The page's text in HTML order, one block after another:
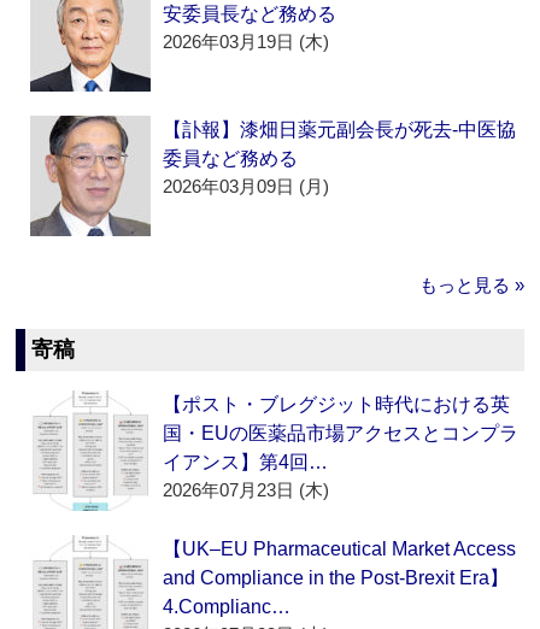
安委員長など務める
2026年03月19日 (木)
【訃報】漆畑日薬元副会長が死去‐中医協
委員など務める
2026年03月09日 (月)
もっと見る »
寄稿
【ポスト・ブレグジット時代における英
国・EUの医薬品市場アクセスとコンプラ
イアンス】第4回…
2026年07月23日 (木)
【UK–EU Pharmaceutical Market Access
and Compliance in the Post-Brexit Era】
4.Complianc…